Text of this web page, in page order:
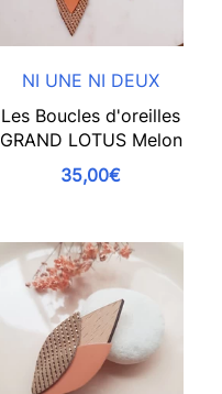
NI UNE NI DEUX
Les Boucles d'oreilles
GRAND LOTUS Melon
35,00€